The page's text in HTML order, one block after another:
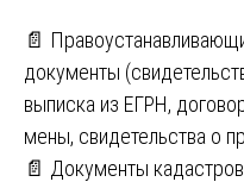
📄
документы
выписка из ЕГРН,
мены, свидетельства о
📄 Документы